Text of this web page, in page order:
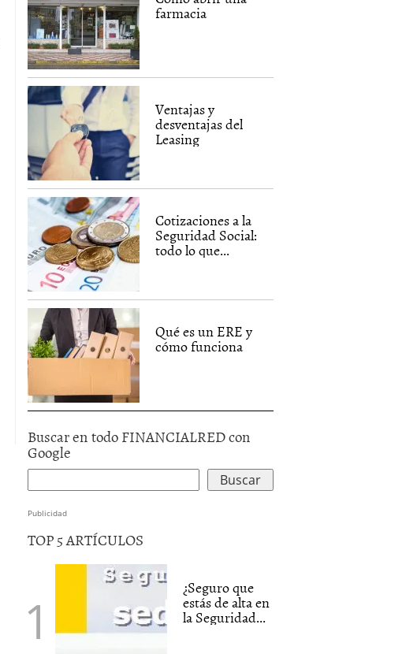
farmacia
Ventajas y
desventajas del
Leasing
Cotizaciones a la
Seguridad Social:
todo lo que...
Qué es un ERE y
cómo funciona
Buscar en todo FINANCIALRED con
Google
Publicidad
TOP 5 ARTÍCULOS
¿Seguro que
estás de alta en
la Seguridad...